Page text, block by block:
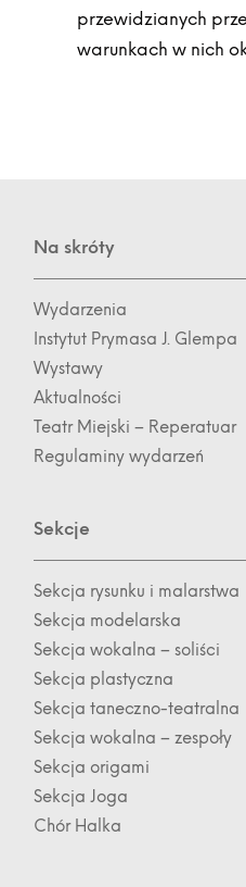
przewidzianych
warunkach w nich
Na skróty
Wydarzenia
Instytut Prymasa J. Glempa
Wystawy
Aktualności
Teatr Miejski – Reperatuar
Regulaminy wydarzeń
Sekcje
Sekcja rysunku i malarstwa
Sekcja modelarska
Sekcja wokalna – soliści
Sekcja plastyczna
Sekcja taneczno-teatralna
Sekcja wokalna – zespoły
Sekcja origami
Sekcja Joga
Chór Halka